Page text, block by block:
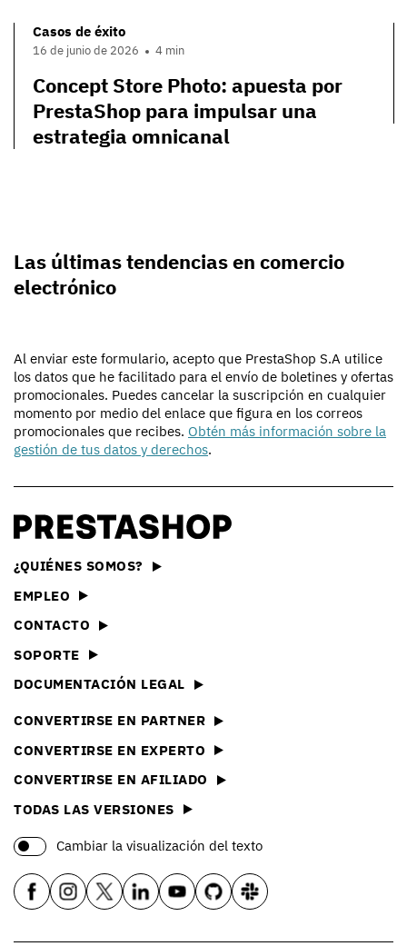
Casos de éxito
16 de junio de 2026 4 min
Concept Store Photo: apuesta por
PrestaShop para impulsar una
estrategia omnicanal
Las últimas tendencias en comercio
electrónico
Al enviar este formulario, acepto que PrestaShop S.A utilice
los datos que he facilitado para el envío de boletines y ofertas
promocionales. Puedes cancelar la suscripción en cualquier
momento por medio del enlace que figura en los correos
promocionales que recibes. Obtén más información sobre la
gestión de tus datos y derechos.
¿QUIÉNES SOMOS?
EMPLEO
CONTACTO
SOPORTE
DOCUMENTACIÓN LEGAL
CONVERTIRSE EN PARTNER
CONVERTIRSE EN EXPERTO
CONVERTIRSE EN AFILIADO
TODAS LAS VERSIONES
Cambiar la visualización del texto